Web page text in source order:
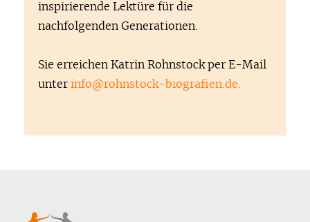
inspirierende Lektüre für die
nachfolgenden Generationen.
Sie erreichen Katrin Rohnstock per E-Mail
unter info@rohnstock-biografien.de.